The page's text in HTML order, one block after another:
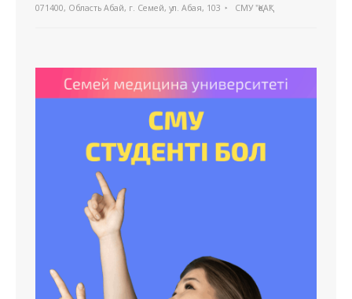
071400, Область Абай, г. Семей, ул. Абая, 103 СМУ "ҚеАҚ"